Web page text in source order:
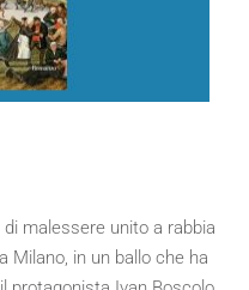
malessere unito a rabbia
Milano, in un ballo che ha